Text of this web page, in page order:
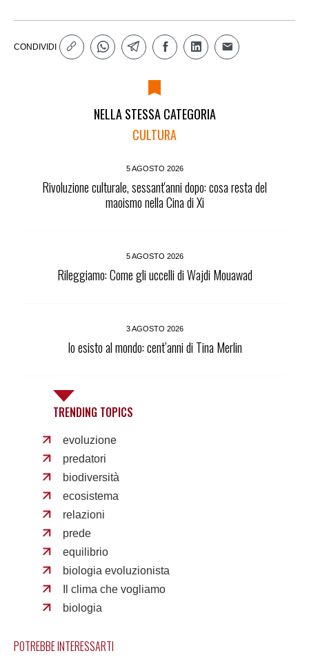
CONDIVIDI
NELLA STESSA CATEGORIA
CULTURA
5 AGOSTO 2026
Rivoluzione culturale, sessant'anni dopo: cosa resta del
maoismo nella Cina di Xi
5 AGOSTO 2026
Rileggiamo: Come gli uccelli di Wajdi Mouawad
3 AGOSTO 2026
Io esisto al mondo: cent’anni di Tina Merlin
TRENDING TOPICS
evoluzione
predatori
biodiversità
ecosistema
relazioni
prede
equilibrio
biologia evoluzionista
Il clima che vogliamo
biologia
POTREBBE INTERESSARTI